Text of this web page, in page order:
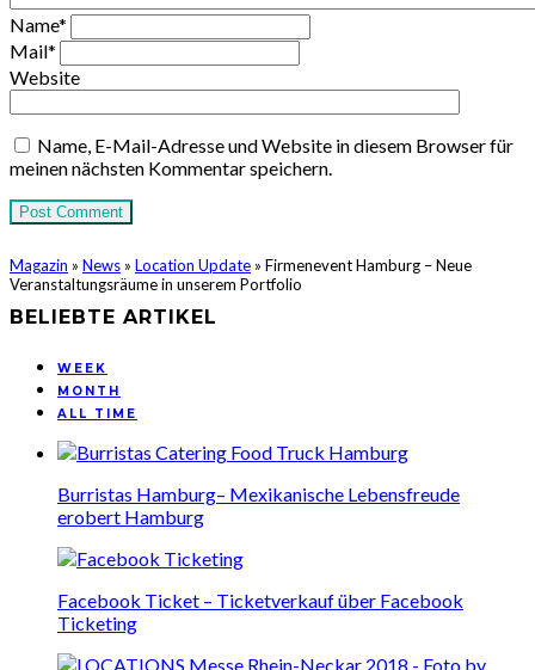
Name*
Mail*
Website
Name, E-Mail-Adresse und Website in diesem Browser für
meinen nächsten Kommentar speichern.
Magazin » News » Location Update » Firmenevent Hamburg – Neue
Veranstaltungsräume in unserem Portfolio
BELIEBTE ARTIKEL
WEEK
MONTH
ALL TIME
Burristas Hamburg– Mexikanische Lebensfreude
erobert Hamburg
Facebook Ticket – Ticketverkauf über Facebook
Ticketing